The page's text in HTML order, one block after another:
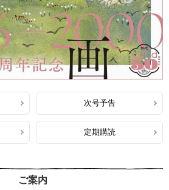
次号予告
定期購読
ご案内